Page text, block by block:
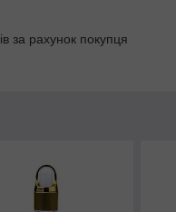
за рахунок покупця